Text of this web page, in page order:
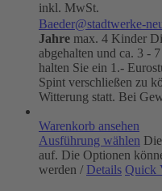
inkl. MwSt.
Baeder@stadtwerke-
Jahre max. 4 Kinder
abgehalten und ca. 3 -
halten Sie ein 1.-
Spint verschließen zu
Witterung statt. Bei
Warenkorb ansehen
Ausführung wählen
auf. Die Optionen
werden / Details Quick